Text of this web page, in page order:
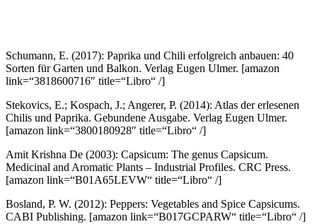
Schumann, E. (2017): Paprika und Chili erfolgreich anbauen: 40
Sorten für Garten und Balkon. Verlag Eugen Ulmer. [amazon
link=“3818600716″ title=“Libro“ /]
Stekovics, E.; Kospach, J.; Angerer, P. (2014): Atlas der erlesenen
Chilis und Paprika. Gebundene Ausgabe. Verlag Eugen Ulmer.
[amazon link=“3800180928″ title=“Libro“ /]
Amit Krishna De (2003): Capsicum: The genus Capsicum.
Medicinal and Aromatic Plants – Industrial Profiles. CRC Press.
[amazon link=“B01A65LEVW“ title=“Libro“ /]
Bosland, P. W. (2012): Peppers: Vegetables and Spice Capsicums.
CABI Publishing. [amazon link=“B017GCPARW“ title=“Libro“ /]